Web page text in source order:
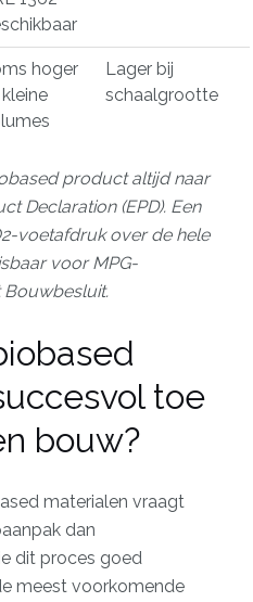
hoger
Lager bij
schaalgrootte
product altijd naar
Declaration (EPD). Een
voetafdruk over de hele
voor MPG-
Bouwbesluit.
toe
bouw?
materialen vraagt
dan
dit proces goed
meest voorkomende